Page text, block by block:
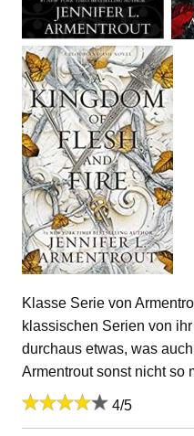
Klasse Serie von
klassischen Serien von
durchaus etwas, was
Armentrout sonst nicht so
4/5